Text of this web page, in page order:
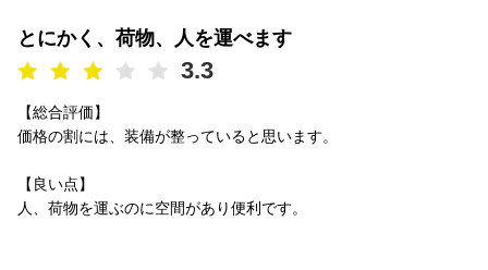
とにかく、荷物、人を運べます
3.3
【総合評価】
価格の割には、装備が整っていると思います。
【良い点】
人、荷物を運ぶのに空間があり便利です。